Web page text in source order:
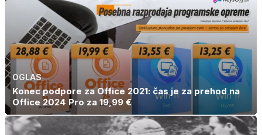
OGLAS
Konec podpore za Office 2021: čas je za prehod na
Office 2024 Pro za 19,99 €